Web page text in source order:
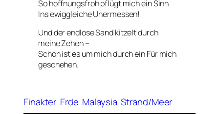
So hoffnungsfroh pflügt mich ein Sinn
Ins ewiggleiche Unermessen!
Und der endlose Sand kitzelt durch
meine Zehen –
Schon ist es um mich durch einFür mich
geschehen.
Einakter Erde Malaysia Strand/Meer